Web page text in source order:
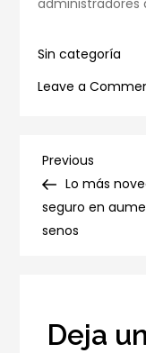
Sin categoría
Leave a
de
Previous
Post
Previous
Lo más
seguro en
senos
Deja